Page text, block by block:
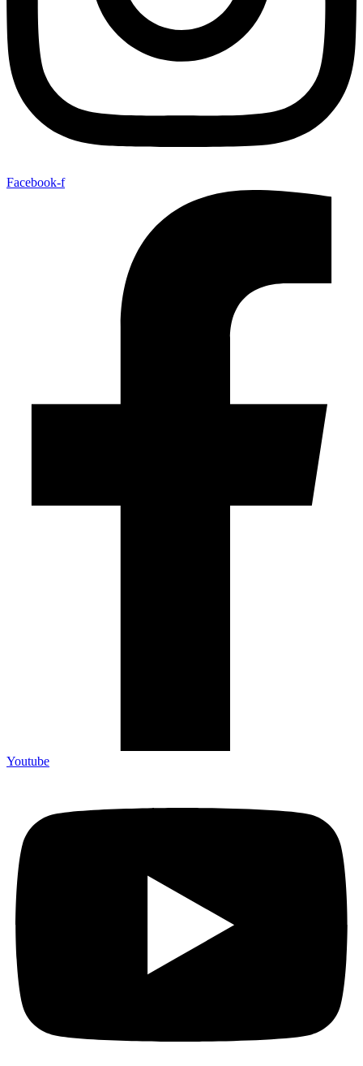
Facebook-f
Youtube